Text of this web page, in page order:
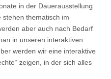
in der Dauerausstellung
stehen thematisch im
aber auch nach Bedarf
in unseren interaktiven
werden wir eine interaktive
zeigen, in der sich alles